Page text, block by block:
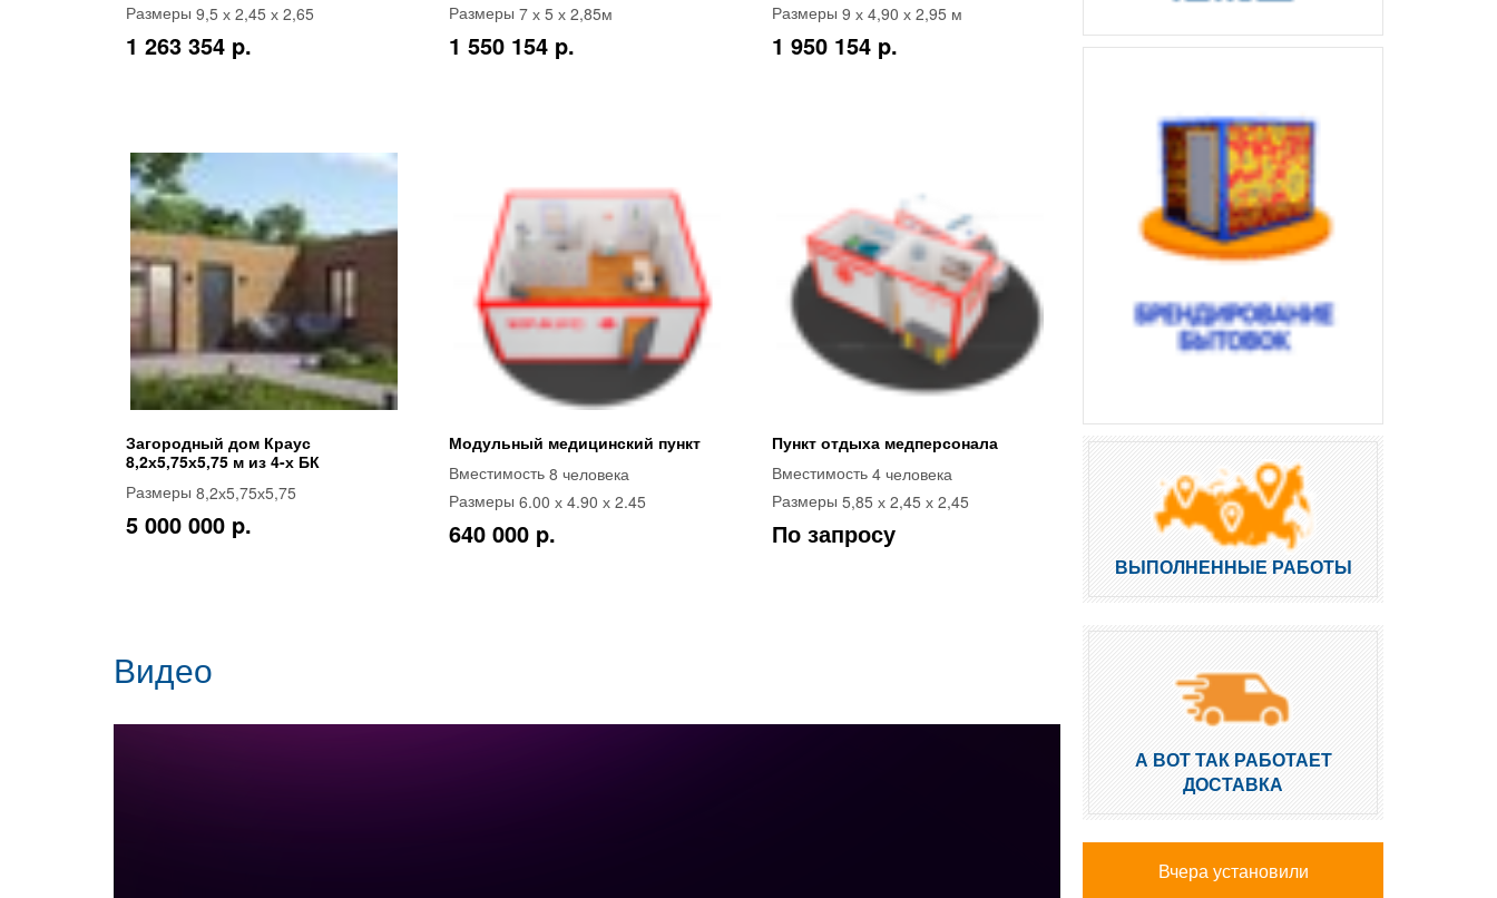
Размеры 9,5 х 2,45 х 2,65
1 263 354 p.
Размеры 7 х 5 х 2,85м
1 550 154 p.
Размеры 9 х 4,90 х 2,95 м
1 950 154 p.
Загородный дом Краус
8,2х5,75х5,75 м из 4-х БК
Размеры 8,2х5,75х5,75
5 000 000 p.
Модульный медицинский пункт
Вместимость 8 человека
Размеры 6.00 х 4.90 х 2.45
640 000 p.
Пункт отдыха медперсонала
Вместимость 4 человека
Размеры 5,85 х 2,45 х 2,45
По запросу
Видео
ВЫПОЛНЕННЫЕ РАБОТЫ
А ВОТ ТАК РАБОТАЕТ
ДОСТАВКА
Вчера установили